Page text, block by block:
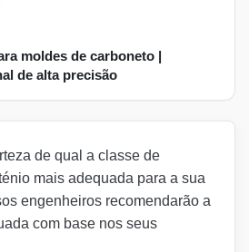
moldes de carboneto |
de alta precisão
de qual a classe de
mais adequada para a sua
engenheiros recomendarão a
com base nos seus